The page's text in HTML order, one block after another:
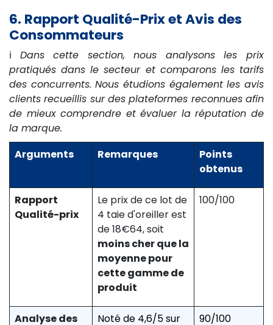
6. Rapport Qualité-Prix et Avis des
Consommateurs
ℹ️ Dans cette section, nous analysons les prix
pratiqués dans le secteur et comparons les tarifs
des concurrents. Nous étudions également les avis
clients recueillis sur des plateformes reconnues afin
de mieux comprendre et évaluer la réputation de
la marque.
Arguments
Remarques
Points
obtenus
Rapport
Qualité-prix
Le prix de ce lot de
4 taie d'oreiller est
de 18€64, soit
moins cher que la
moyenne pour
cette gamme de
produit
100/100
Analyse des Noté de 4,6/5 sur 90/100